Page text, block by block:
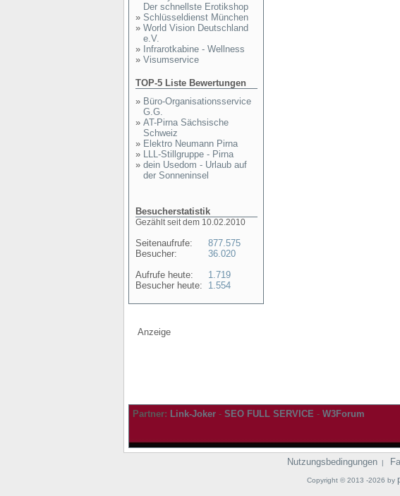
Der schnellste Erotikshop
» Schlüsseldienst München
» World Vision Deutschland
e.V.
» Infrarotkabine - Wellness
» Visumservice
TOP-5 Liste Bewertungen
» Büro-Organisationsservice
G.G.
» AT-Pirna Sächsische
Schweiz
» Elektro Neumann Pirna
» LLL-Stillgruppe - Pirna
» dein Usedom - Urlaub auf
der Sonneninsel
Besucherstatistik
Gezählt seit dem 10.02.2010
Seitenaufrufe:
Besucher:
Aufrufe heute:
Besucher heute:
877.575
36.020
1.719
1.554
Anzeige
Partner: Link-Joker - SEO FULL SERVICE - W3Forum
Nutzungsbedingungen |
Copyright © 2013 -2026 by